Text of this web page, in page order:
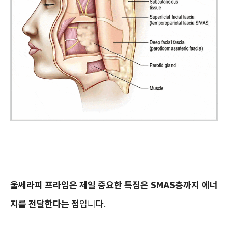
울쎄라피 프라임은 제일 중요한 특징은 SMAS층까지 에너
지를 전달한다는 점입니다.